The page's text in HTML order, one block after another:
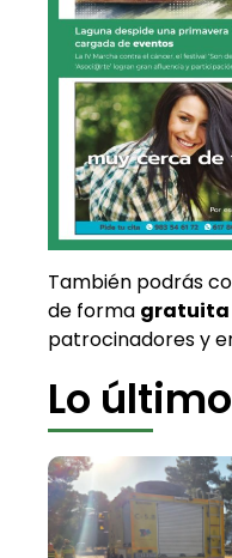
También podrás
de forma gratuita
patrocinadores y
Lo último